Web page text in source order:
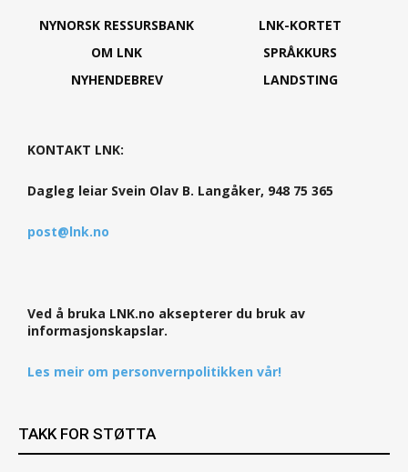
NYNORSK RESSURSBANK
OM LNK
NYHENDEBREV
LNK-KORTET
SPRÅKKURS
LANDSTING
KONTAKT LNK:
Dagleg leiar Svein Olav B. Langåker, 948 75 365
post@lnk.no
Ved å bruka LNK.no aksepterer du bruk av
informasjonskapslar.
Les meir om personvernpolitikken vår!
TAKK FOR STØTTA